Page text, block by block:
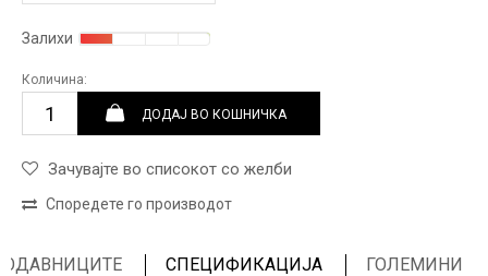
Залихи
Количина:
ДОДАЈ ВО КОШНИЧКА
Зачувајте во списокот со желби
Споредете го производот
СПЕЦИФИКАЦИЈА ГОЛЕМИНИ